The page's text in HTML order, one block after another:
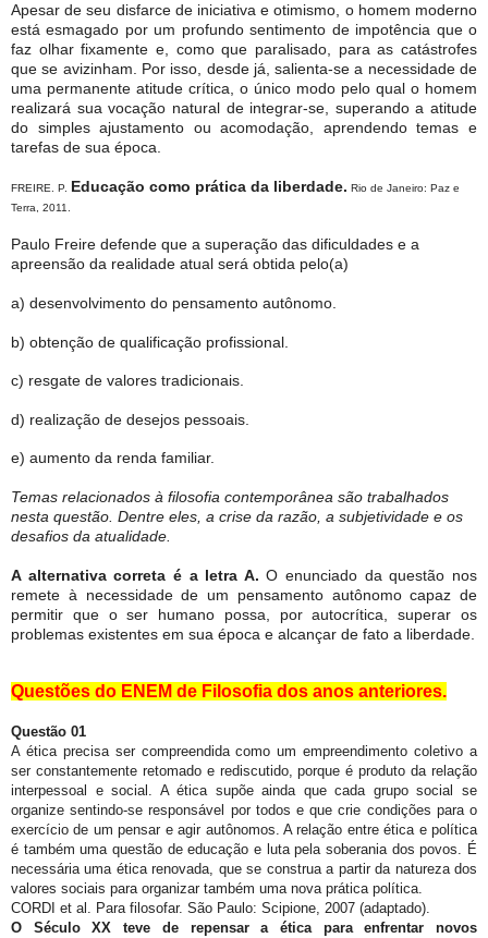
Apesar de seu disfarce de iniciativa e otimismo, o homem moderno
está esmagado por um profundo sentimento de impotência que o
faz olhar fixamente e, como que paralisado, para as catástrofes
que se avizinham. Por isso, desde já, salienta-se a necessidade de
uma permanente atitude crítica, o único modo pelo qual o homem
realizará sua vocação natural de integrar-se, superando a atitude
do simples ajustamento ou acomodação, aprendendo temas e
tarefas de sua época.
FREIRE. P. Educação como prática da liberdade. Rio de Janeiro: Paz e
Terra, 2011.
Paulo Freire defende que a superação das dificuldades e a
apreensão da realidade atual será obtida pelo(a)
a) desenvolvimento do pensamento autônomo.
b) obtenção de qualificação profissional.
c) resgate de valores tradicionais.
d) realização de desejos pessoais.
e) aumento da renda familiar.
Temas relacionados à filosofia contemporânea são trabalhados
nesta questão. Dentre eles, a crise da razão, a subjetividade e os
desafios da atualidade.
A alternativa correta é a letra A. O enunciado da questão nos
remete à necessidade de um pensamento autônomo capaz de
permitir que o ser humano possa, por autocrítica, superar os
problemas existentes em sua época e alcançar de fato a liberdade.
Questões do ENEM de Filosofia dos anos anteriores.
Questão 01
A ética precisa ser compreendida como um empreendimento coletivo a
ser constantemente retomado e rediscutido, porque é produto da relação
interpessoal e social. A ética supõe ainda que cada grupo social se
organize sentindo-se responsável por todos e que crie condições para o
exercício de um pensar e agir autônomos. A relação entre ética e política
é também uma questão de educação e luta pela soberania dos povos. É
necessária uma ética renovada, que se construa a partir da natureza dos
valores sociais para organizar também uma nova prática política.
CORDI et al. Para filosofar. São Paulo: Scipione, 2007 (adaptado).
O Século XX teve de repensar a ética para enfrentar novos